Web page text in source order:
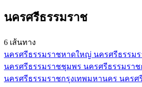
นครศรีธรรมราช
6 เส้นทาง
นครศรีธรรมราชหาดใหญ่ นครศรีธรรม
นครศรีธรรมราชชุมพร นครศรีธรรมราช
นครศรีธรรมราชกรุงเทพมหานคร นครศ